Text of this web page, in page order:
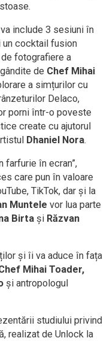
va include 3 sesiuni în
cocktail fusion
fotografiere a
de Chef Mihai
a simțurilor cu
Delaco,
porni într-o poveste
create cu ajutorul
Dhaniel Nora.
farfurie în ecran”,
care pun în valoare
TikTok, dar și la
Muntele vor lua parte
Birta și Răzvan
și îi va aduce în fața
Mihai Toader,
și antropologul
studiului privind
realizat de Unlock la